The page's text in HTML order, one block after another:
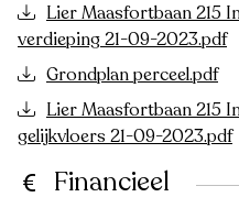
Lier Maasfortbaan 215
verdieping 21-09-2023.pdf
Grondplan perceel.pdf
Lier Maasfortbaan 215
gelijkvloers 21-09-2023.pdf
Financieel